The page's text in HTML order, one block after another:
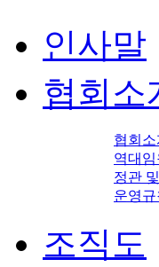
인사말
협회소
협회소
역대임
정관
운영규
조직도